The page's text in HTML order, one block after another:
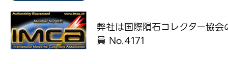
弊社は国際隕石コレクター協会
員 No.4171